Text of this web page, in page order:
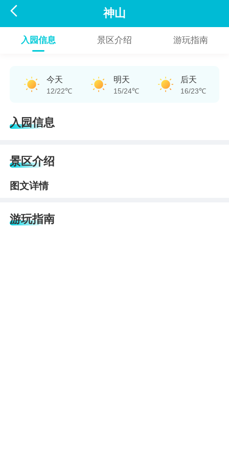
 神山
入园信息 景区介绍 游玩指南
今天
12/22℃
明天
15/24℃
后天
16/23℃
入园信息
景区介绍
图文详情
游玩指南